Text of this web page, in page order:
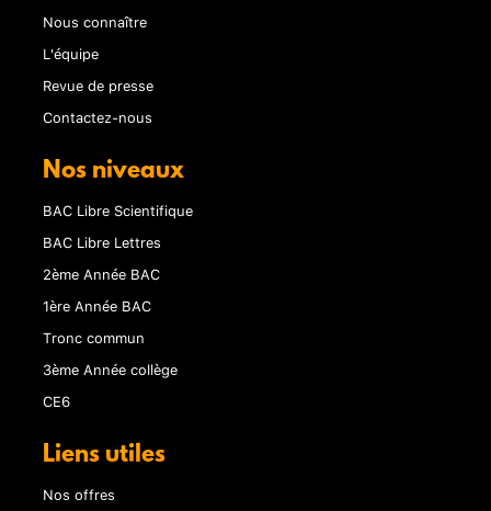
Nous connaître
L'équipe
Revue de presse
Contactez-nous
Nos niveaux
BAC Libre Scientifique
BAC Libre Lettres
2ème Année BAC
1ère Année BAC
Tronc commun
3ème Année collège
CE6
Liens utiles
Nos offres